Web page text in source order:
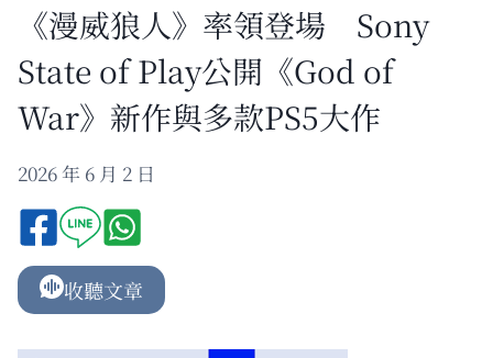
《漫威狼人》率領登場 Sony
State of Play公開《God of
War》新作與多款PS5大作
2026 年 6 月 2 日
收聽文章